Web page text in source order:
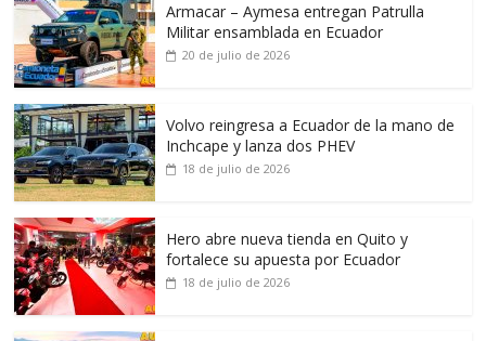
Armacar – Aymesa entregan Patrulla
Militar ensamblada en Ecuador
20 de julio de 2026
Volvo reingresa a Ecuador de la mano de
Inchcape y lanza dos PHEV
18 de julio de 2026
Hero abre nueva tienda en Quito y
fortalece su apuesta por Ecuador
18 de julio de 2026